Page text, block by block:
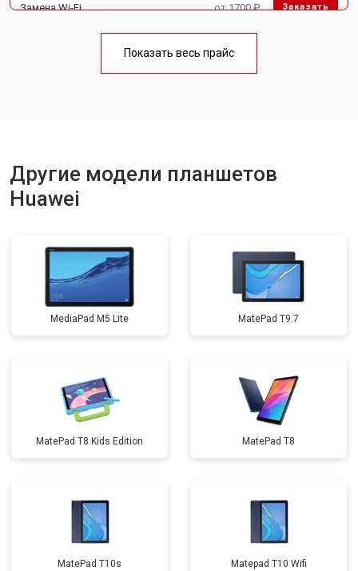
Замена Wi-Fi от 1700 ₽ Заказать
от 1750 ₽
Показать весь прайс
Другие модели планшетов
Huawei
MediaPad M5 Lite MatePad T9.7
MatePad T8 Kids Edition MatePad T8
MatePad T10s Matepad T10 Wifi